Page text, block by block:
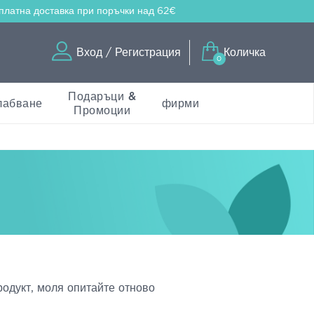
доставка при поръчки над 62€
Вход / Регистрация
0
Количка
Подаръци &
Промоции
фирми
моля опитайте отново